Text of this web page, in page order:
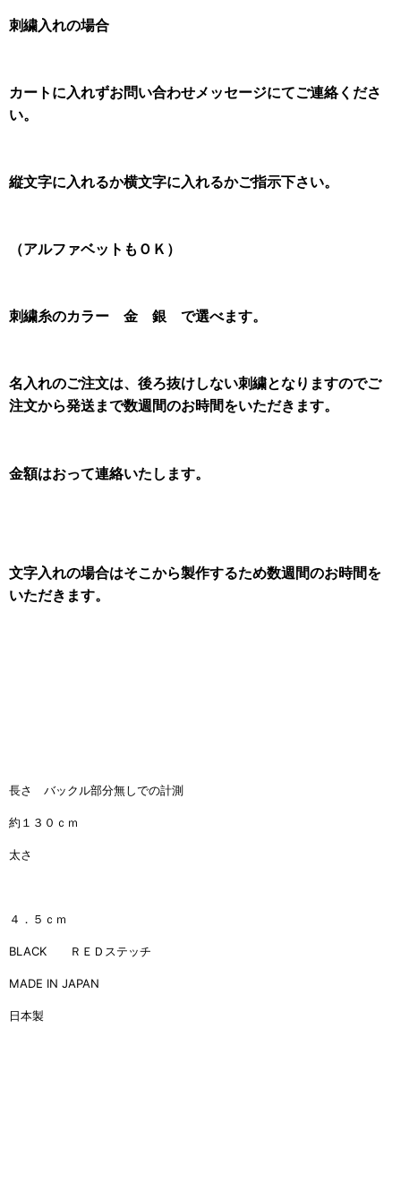
刺繍入れの場合
カートに入れずお問い合わせメッセージにてご連絡くださ
い。
縦文字に入れるか横文字に入れるかご指示下さい。
（アルファベットもＯＫ）
刺繍糸のカラー 金 銀 で選べます。
名入れのご注文は、後ろ抜けしない刺繍となりますのでご
注文から発送まで数週間のお時間をいただきます。
金額はおって連絡いたします。
文字入れの場合はそこから製作するため数週間のお時間を
いただきます。
長さ バックル部分無しでの計測
約１３０ｃｍ
太さ
４．５ｃｍ
BLACK ＲＥＤステッチ
MADE IN JAPAN
日本製